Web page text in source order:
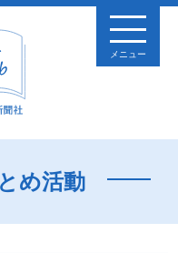
メニュー
め活動